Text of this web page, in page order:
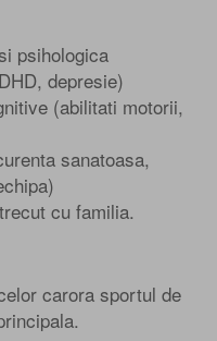
psihologica
depresie)
(abilitati motorii,
sanatoasa,
cu familia.
carora sportul de